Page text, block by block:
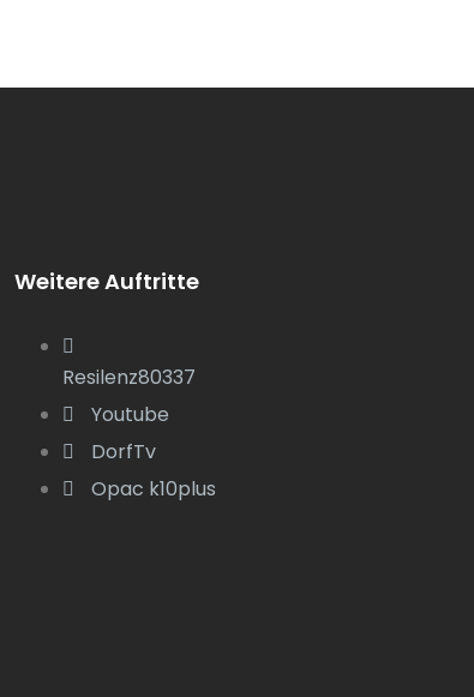
Weitere Auftritte
Resilenz80337
Youtube
DorfTv
Opac k10plus